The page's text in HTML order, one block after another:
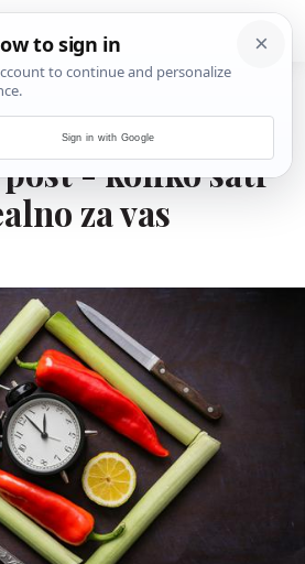
fasting ili
- koliko sati
za vas
Sign in with Google